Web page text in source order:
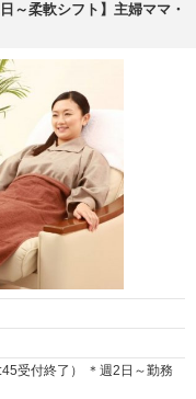
～柔軟シフト】主婦ママ・
＊週2日～勤務